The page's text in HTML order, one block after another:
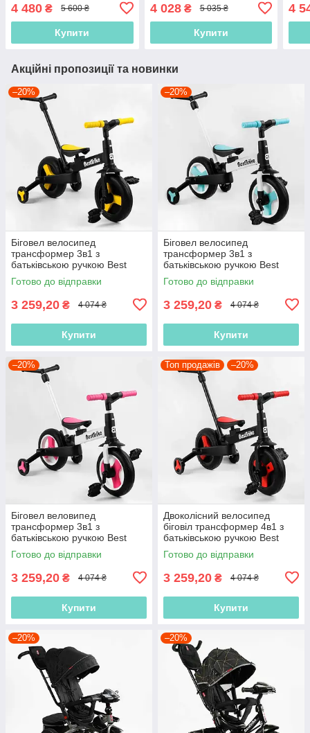
колеса
4 480 ₴ 5 600 ₴
Купити
4 028₴ 5 035 ₴
Купити
4
Акційні пропозиції та новинки
–20%
Біговел велосипед
трансформер 3в1 з
батьківською ручкою Best
Trike 58195 колеса PU 10
дюймів, Жовтий
Готово до відправки
3 259,20 ₴ 4 074 ₴
Купити
–20%
Біговел велосипед
трансформер 3в1 з
батьківською ручкою Best
Trike 56659 колеса PU 10
дюймів, Блакитний
Готово до відправки
3 259,20 ₴ 4 074 ₴
Купити
–20%
Біговел веловипед
трансформер 3в1 з
батьківською ручкою Best
Trike 55475 колеса PU 10
дюймів, Рожевий
Готово до відправки
3 259,20 ₴ 4 074 ₴
Купити
Топ продажів –20%
Двоколісний велосипед
біговіл трансформер 4в1 з
батьківською ручкою Best
Trike 23031 Червоний, 10
дюймів
Готово до відправки
3 259,20 ₴ 4 074 ₴
Купити
–20% –20%